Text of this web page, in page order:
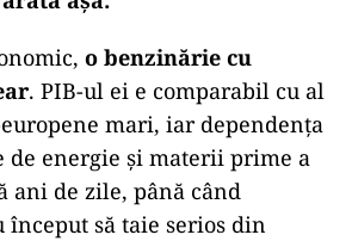
o benzinărie cu
. PIB-ul ei e comparabil cu al
mari, iar dependența
de energie și materii prime a
ani de zile, până când
să taie serios din